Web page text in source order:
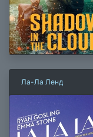
Ла-Ла Ленд